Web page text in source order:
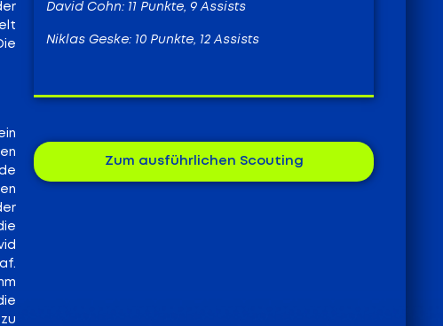
David Cohn: 11 Punkte, 9 Assists
Niklas Geske: 10 Punkte, 12 Assists
Zum ausführlichen Scouting